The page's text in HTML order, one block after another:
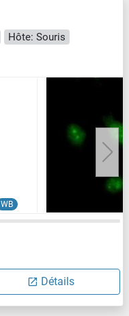
Hôte: Souris
WB
Détails